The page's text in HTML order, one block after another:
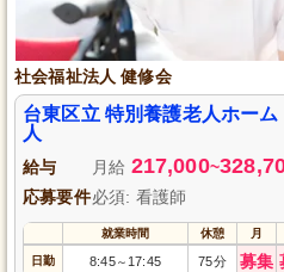
社会福祉法人 健修会
台東区立 特別養護老人ホー
人
給与 月給 217,000~
応募要件必須: 看護師
就業時間 休憩 月
日勤 8:45～ 17:45 75分 募集